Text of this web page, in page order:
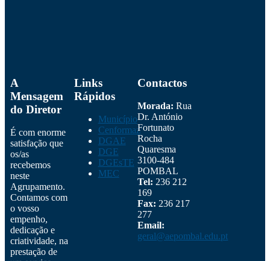
A
Mensagem
do Diretor
É com enorme
satisfação que
os/as
recebemos
neste
Agrupamento.
Contamos com
o vosso
empenho,
dedicação e
criatividade, na
prestação de
Links
Rápidos
Município
Cenformaz
DGAE
DGE
DGEsTE
MEC
Contactos
Morada: Rua
Dr. António
Fortunato
Rocha
Quaresma
3100-484
POMBAL
Tel: 236 212
169
Fax: 236 217
277
Email:
geral@aepombal.edu.pt